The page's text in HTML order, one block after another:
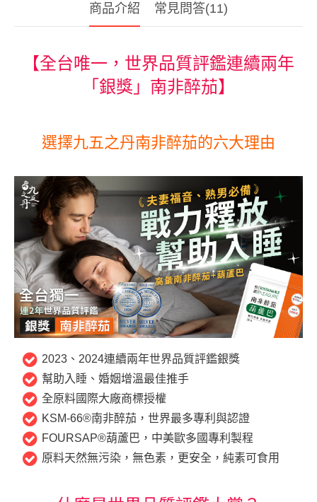
黑帝．生物素+鋅+鐵+白首烏
鋼韌．高單位MSM
蝦皮全站廣告工具
蝦皮賣家輔助工具
蝦皮黑名單平台
社群平台
FB粉絲團
官方Line
客服專線
06-2085503
AM10:00 ~ PM06:00
商品介紹 常見問答(11)
【全台唯一，世界品質評鑑連續兩年
「銀獎」南非醉茄】
選擇九五之丹南非醉茄的六大理由
2023、2024連續兩年世界品質評鑑銀獎
幫助入睡、婚姻增溫最佳推手
全原料國際大廠商標授權
KSM-66®南非醉茄，世界最多專利與認證
FOURSAP®葫蘆巴，中美歐多國專利製程
原料天然無污染，無色素，更安全，純素可食用